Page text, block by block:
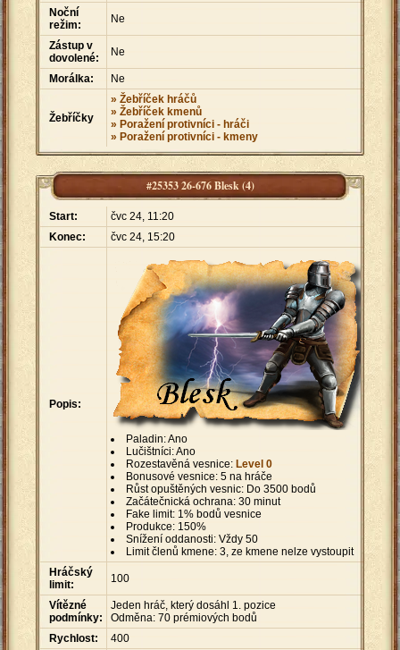
Noční
režim:
Ne
Zástup v
dovolené:
Ne
Morálka: Ne
Žebříčky
» Žebříček hráčů
» Žebříček kmenů
» Poražení protivníci - hráči
» Poražení protivníci - kmeny
#25353 26-676 Blesk (4)
Start:
čvc 24, 11:20
Konec:
čvc 24, 15:20
Popis:
Paladin: Ano
Lučištníci: Ano
Rozestavěná vesnice: Level 0
Bonusové vesnice: 5 na hráče
Růst opuštěných vesnic: Do 3500 bodů
Začátečnická ochrana: 30 minut
Fake limit: 1% bodů vesnice
Produkce: 150%
Snížení oddanosti: Vždy 50
Limit členů kmene: 3, ze kmene nelze vystoupit
Hráčský
limit:
100
Vítězné
podmínky:
Jeden hráč, který dosáhl 1. pozice
Odměna: 70 prémiových bodů
Rychlost:
400